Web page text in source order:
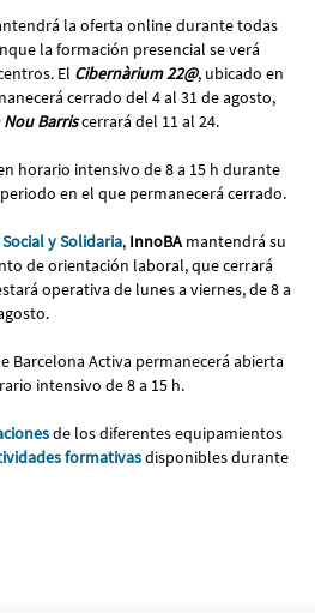
la oferta online durante todas
la formación presencial se verá
El Cibernàrium 22@, ubicado en
cerrado del 4 al 31 de agosto,
Barriscerrará del 11 al 24.
horario intensivo de 8 a 15 h durante
en el que permanecerá cerrado.
y Solidaria, InnoBA mantendrá su
de orientación laboral, que cerrará
operativa de lunes a viernes, de 8 a
Barcelona Activa permanecerá abierta
intensivo de 8 a 15 h.
de los diferentes equipamientos
formativasdisponibles durante